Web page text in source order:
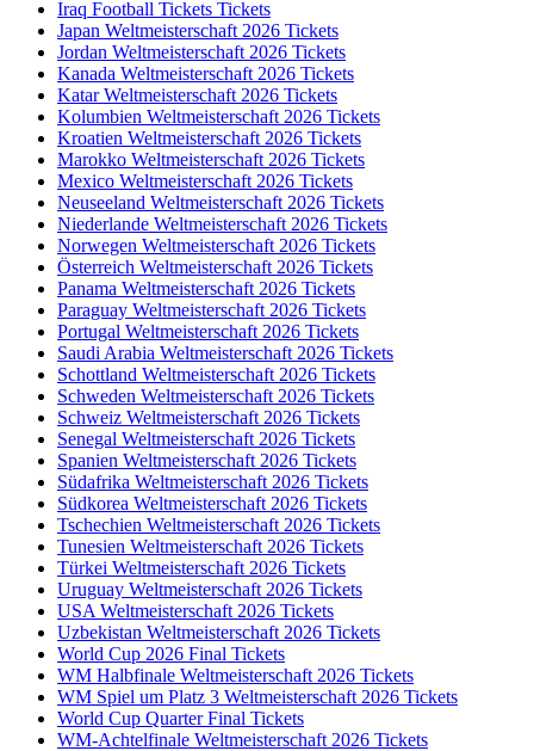
Iraq Football Tickets Tickets
Japan Weltmeisterschaft 2026 Tickets
Jordan Weltmeisterschaft 2026 Tickets
Kanada Weltmeisterschaft 2026 Tickets
Katar Weltmeisterschaft 2026 Tickets
Kolumbien Weltmeisterschaft 2026 Tickets
Kroatien Weltmeisterschaft 2026 Tickets
Marokko Weltmeisterschaft 2026 Tickets
Mexico Weltmeisterschaft 2026 Tickets
Neuseeland Weltmeisterschaft 2026 Tickets
Niederlande Weltmeisterschaft 2026 Tickets
Norwegen Weltmeisterschaft 2026 Tickets
Österreich Weltmeisterschaft 2026 Tickets
Panama Weltmeisterschaft 2026 Tickets
Paraguay Weltmeisterschaft 2026 Tickets
Portugal Weltmeisterschaft 2026 Tickets
Saudi Arabia Weltmeisterschaft 2026 Tickets
Schottland Weltmeisterschaft 2026 Tickets
Schweden Weltmeisterschaft 2026 Tickets
Schweiz Weltmeisterschaft 2026 Tickets
Senegal Weltmeisterschaft 2026 Tickets
Spanien Weltmeisterschaft 2026 Tickets
Südafrika Weltmeisterschaft 2026 Tickets
Südkorea Weltmeisterschaft 2026 Tickets
Tschechien Weltmeisterschaft 2026 Tickets
Tunesien Weltmeisterschaft 2026 Tickets
Türkei Weltmeisterschaft 2026 Tickets
Uruguay Weltmeisterschaft 2026 Tickets
USA Weltmeisterschaft 2026 Tickets
Uzbekistan Weltmeisterschaft 2026 Tickets
World Cup 2026 Final Tickets
WM Halbfinale Weltmeisterschaft 2026 Tickets
WM Spiel um Platz 3 Weltmeisterschaft 2026 Tickets
World Cup Quarter Final Tickets
WM-Achtelfinale Weltmeisterschaft 2026 Tickets